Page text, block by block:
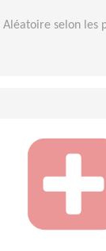
Aléatoire selon les